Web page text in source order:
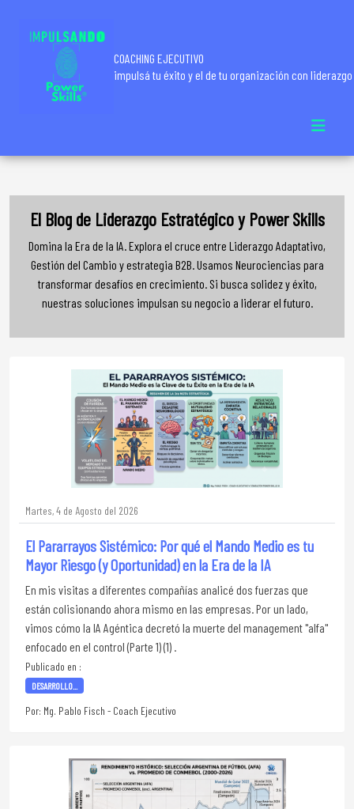
COACHING EJECUTIVO
impulsá tu éxito y el de tu organización con
El Blog de Liderazgo Estratégico y Power Skills
Domina la Era de la IA. Explora el cruce entre Liderazgo Adaptativo,
Gestión del Cambio y estrategia B2B. Usamos Neurociencias para
transformar desafíos en crecimiento. Si busca solidez y éxito,
nuestras soluciones impulsan su negocio a liderar el futuro.
Martes, 4 de Agosto del 2026
El Pararrayos Sistémico: Por qué el Mando Medio es tu
Mayor Riesgo (y Oportunidad) en la Era de la IA
En mis visitas a diferentes compañías analicé dos fuerzas que
están colisionando ahora mismo en las empresas. Por un lado,
vimos cómo la IA Agéntica decretó la muerte del management "alfa"
enfocado en el control (Parte 1) (1) .
Publicado en :
DESARROLLO...
Por: Mg. Pablo Fisch - Coach Ejecutivo